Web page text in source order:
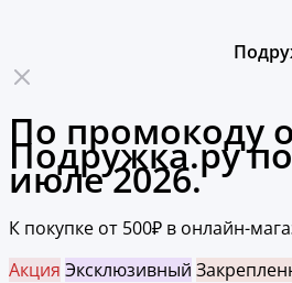
По промокоду
Подружка.ру
июле 2026.
К покупке от 500₽ в онлайн-
Акция Эксклюзивный